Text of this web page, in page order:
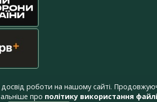
роботи на нашому сайті.
про політику використання